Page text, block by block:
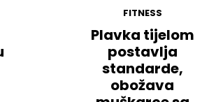
FITNESS
Plavka tijelom
postavlja
standarde,
obožava